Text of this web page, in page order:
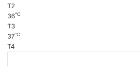
T2
36℃
T3
37℃
T4